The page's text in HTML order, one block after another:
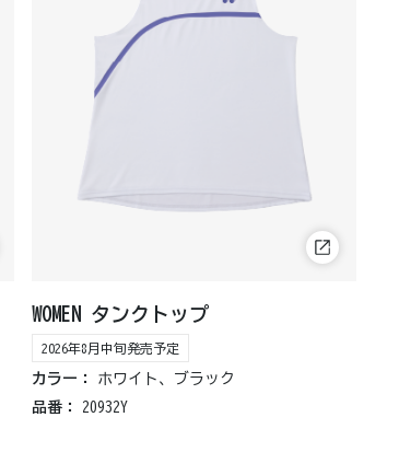
WOMEN タンクトップ
2026年8月中旬発売予定
カラー：
ホワイト、ブラック
品番：
20932Y